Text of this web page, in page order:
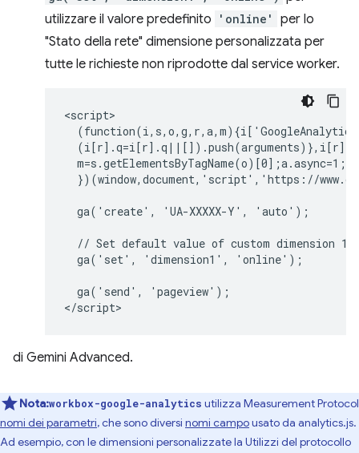
utilizzare il valore predefinito
'online'
per lo
"Stato della rete" dimensione personalizzata per
tutte le richieste non riprodotte dal service worker.
<script>
})(window,document,'script','https://
  ga('create', 'UA-XXXXX-Y', 'auto');
// Set default value of custom dimension 1
  ga('set', 'dimension1', 'online');
  ga('send', 'pageview');
di Gemini Advanced.
Nota:workbox-google-analytics utilizza Measurement Protocol
nomi dei parametri, che sono diversi nomi campousato da analytics.js.
Ad esempio, con le dimensioni personalizzate la Utilizzi del protocollo